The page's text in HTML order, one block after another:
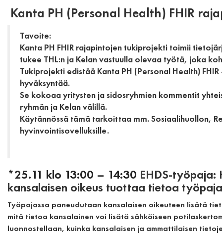
Kanta PH (Personal Health) FHIR
Tavoite:
Kanta PH FHIR rajapintojen tukiprojekti toimii
tukee THL:n ja Kelan vastuulla olevaa työtä, joka
Tukiprojekti edistää Kanta PH (Personal Health)
hyväksyntää.
Se kokoaa yritysten ja sidosryhmien kommentit
ryhmän ja Kelan välillä.
Käytännössä tämä tarkoittaa mm. Sosiaalihuollon,
hyvinvointisovelluksille.
*25.11 klo 13:00 – 14:30 EHDS-työpaja:
kansalaisen oikeus tuottaa tietoa työpaja
Työpajassa paneudutaan kansalaisen oikeuteen lisätä
mitä tietoa kansalainen voi lisätä sähköiseen
luonnostellaan, kuinka kansalaisen ja ammattilaisen